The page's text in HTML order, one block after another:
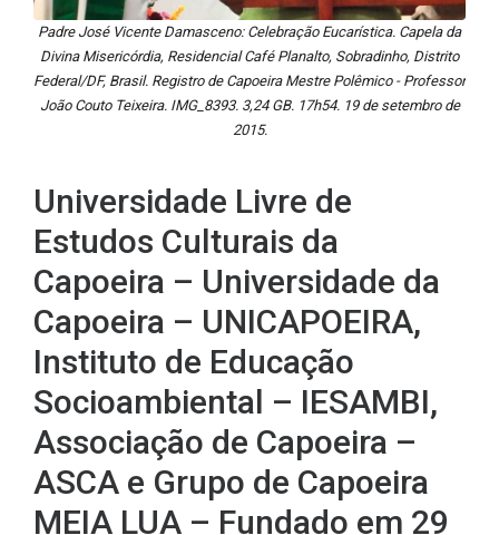
Padre José Vicente Damasceno: Celebração Eucarística. Capela da
Divina Misericórdia, Residencial Café Planalto, Sobradinho, Distrito
Federal/DF, Brasil. Registro de Capoeira Mestre Polêmico - Professor
João Couto Teixeira. IMG_8393. 3,24 GB. 17h54. 19 de setembro de
2015.
Universidade Livre de
Estudos Culturais da
Capoeira – Universidade da
Capoeira – UNICAPOEIRA,
Instituto de Educação
Socioambiental – IESAMBI,
Associação de Capoeira –
ASCA e Grupo de Capoeira
MEIA LUA – Fundado em 29